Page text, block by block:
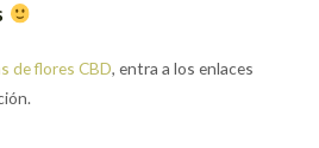
de flores CBD, entra a los enlaces